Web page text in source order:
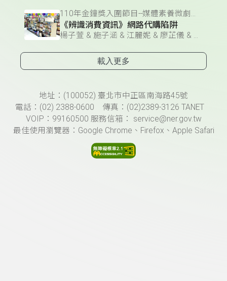
110年金鐘獎入圍節目--媒體素養微劇場(企劃編撰獎)
《辨識消費資訊》網路代購陷阱
楊子萱 & 施子涵 & 江麗妮 & 廖芷儀 & 姚宛妤 & 徐進輝 & 朱禹任 & 謝祥釋
載入更多
頁尾資訊地址：(100052) 臺北市中正區南海路45號
電話：(02) 2388-0600 傳真：(02)2389-3126 TANET
VOIP：99160500 服務信箱： service@ner.gov.tw
最佳使用瀏覽器：Google Chrome、Firefox、Apple Safari